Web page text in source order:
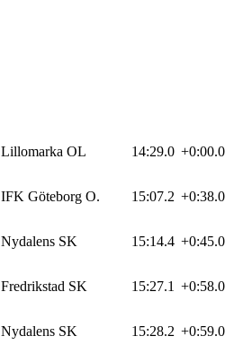
Lillomarka OL 14:29.0 +0:00.0
IFK Göteborg O. 15:07.2 +0:38.0
Nydalens SK 15:14.4 +0:45.0
Fredrikstad SK 15:27.1 +0:58.0
Nydalens SK 15:28.2 +0:59.0